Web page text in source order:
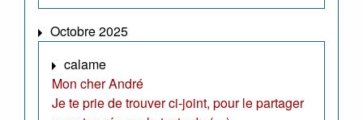
Octobre 2025
calame
Mon cher André
Je te prie de trouver ci-joint, pour le partager